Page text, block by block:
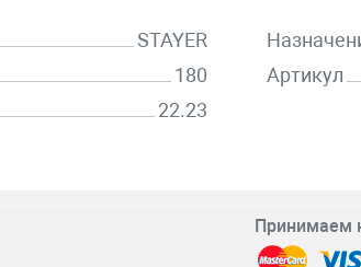
STAYER
180
22.23
Артикул
Принимаем